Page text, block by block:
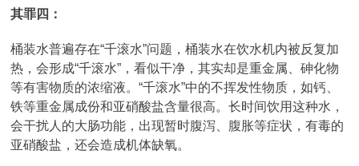
其罪四：
桶装水普遍存在“千滚水”问题，桶装水在饮水机内被反复加
热，会形成“千滚水”，看似干净，其实却是重金属、砷化物
等有害物质的浓缩液。“千滚水”中的不挥发性物质，如钙、
铁等重金属成份和亚硝酸盐含量很高。长时间饮用这种水，
会干扰人的大肠功能，出现暂时腹泻、腹胀等症状，有毒的
亚硝酸盐，还会造成机体缺氧。